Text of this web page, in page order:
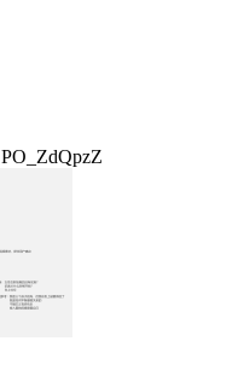
PO_ZdQpzZ